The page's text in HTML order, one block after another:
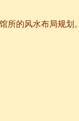
所的风水布局规划。